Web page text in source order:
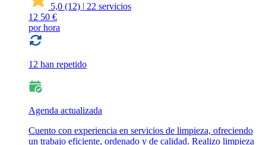
5,0 (12) | 22 servicios
12 50 €
por hora
12 han repetido
Agenda actualizada
Cuento con experiencia en servicios de limpieza, ofreciendo
un trabajo eficiente, ordenado y de calidad. Realizo limpieza